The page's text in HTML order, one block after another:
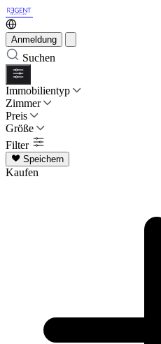
Anmeldung
Suchen
Immobilientyp
Zimmer
Preis
Größe
Filter
Speichern
Kaufen